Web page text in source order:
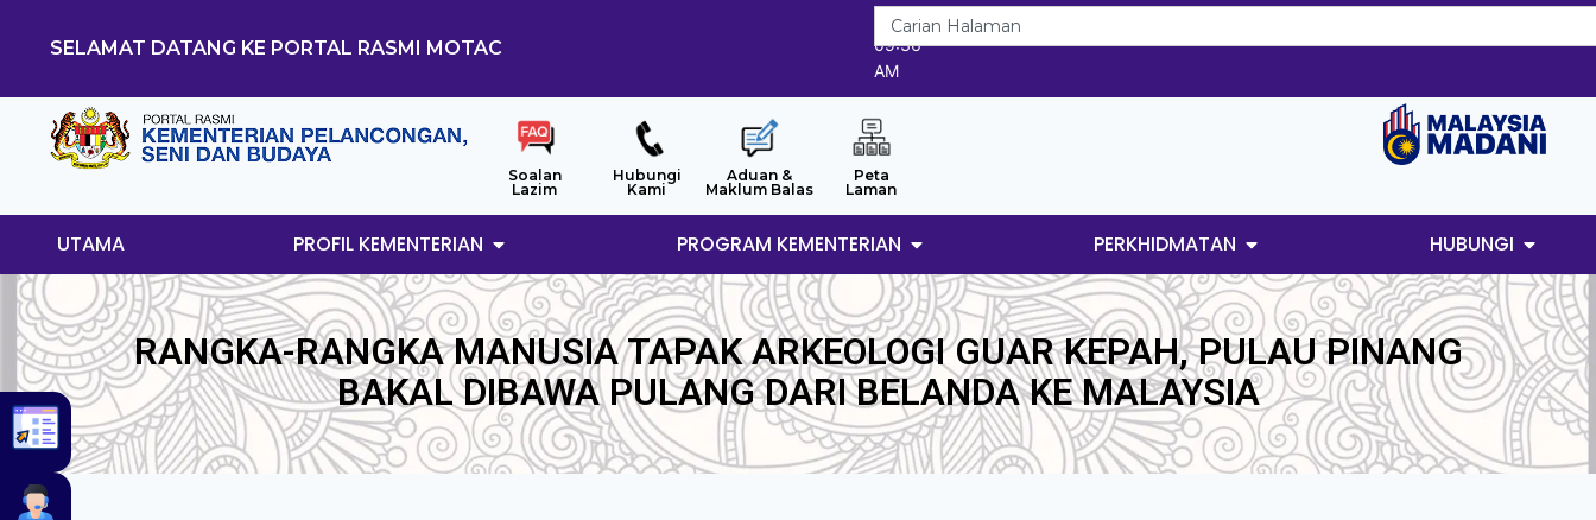
SELAMAT DATANG KE PORTAL RASMI MOTAC
7/8/2026
09:36
AM
Soalan
Lazim
Hubungi
Kami
Aduan &
Maklum Balas
Peta
Laman
UTAMA PROFIL KEMENTERIAN PROGRAM KEMENTERIAN PERKHIDMATAN HUBUNGI
RANGKA-RANGKA MANUSIA TAPAK ARKEOLOGI GUAR KEPAH, PULAU PINANG
BAKAL DIBAWA PULANG DARI BELANDA KE MALAYSIA